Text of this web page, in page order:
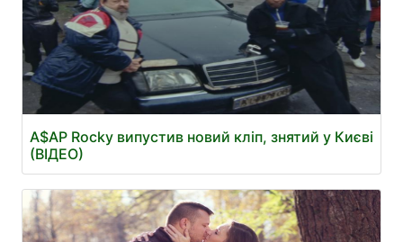
A$AP Rocky випустив новий кліп, знятий у Києві
(ВІДЕО)